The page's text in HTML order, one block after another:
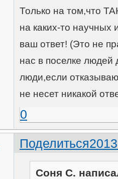
Только на том,что
на каких-то
ваш ответ! (Это не
нас в поселке людей
люди,если
не несет никакой
0
Поделиться
Соня С.